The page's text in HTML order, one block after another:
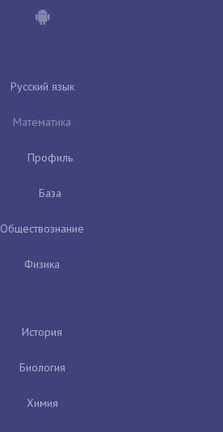
Русский язык
Математика
Профиль
База
Обществознание
Физика
История
Биология
Химия